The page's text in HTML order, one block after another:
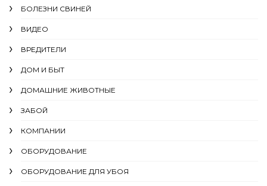
БОЛЕЗНИ СВИНЕЙ
ВИДЕО
ВРЕДИТЕЛИ
ДОМ И БЫТ
ДОМАШНИЕ ЖИВОТНЫЕ
ЗАБОЙ
КОМПАНИИ
ОБОРУДОВАНИЕ
ОБОРУДОВАНИЕ ДЛЯ УБОЯ